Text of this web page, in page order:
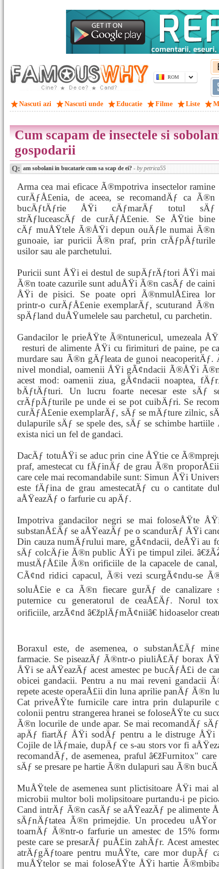
ROM
Nascuti azi Nascuti unde Educatie Filme Liste
Cum scapam de insectele si
gospodarii
Q: am sobolani in bucatarie cum sa scap de ei? - by petrica55
Arma cea mai eficace Ã®mpotriva insectelor ramine
curÄƒÅ£enia, de aceea, se recomandÄƒ ca Ã®n
bucÄƒtÄƒrie ÅŸi cÄƒmarÄƒ totul sÄƒ
strÄƒluceascÄƒ de curÄƒÅ£enie. Se ÅŸtie bine
cÄƒ muÅŸtele Ã®ÅŸi depun ouÄƒle numai Ã®n
gunoaie, iar puricii Ã®n praf, prin crÄƒpÄƒturile
usilor sau ale parchetului.
Puricii sunt ÅŸi ei destul de supÄƒrÄƒtori ÅŸi mai
Ã®n toate cazurile sunt aduÅŸi Ã®n casÄƒ de caini
ÅŸi de pisici. Se poate opri Ã®nmulÅ£irea lor
printr-o curÄƒÅ£enie exemplarÄƒ, scuturand Ã®n
spÄƒland duÅŸumelele sau parchetul, cu parchetin.
Gandacilor le prieÅŸte Ã®ntunericul, umezeala
resturi de alimente ÅŸi cu firimituri de paine, pe
murdare sau Ã®n gÄƒleata de gunoi
nivel mondial, oamenii ÅŸi gÃ¢ndacii Ã®ÅŸi
acest mod: oamenii ziua, gÃ¢ndacii noaptea,
bÄƒtÄƒturi. Un lucru foarte necesar este sÄƒ
crÄƒpÄƒturile pe unde ei se pot cuibÄƒri. Se
curÄƒÅ£enie exemplarÄƒ, sÄƒ se mÄƒture zilnic,
dulapurile sÄƒ se spele des, sÄƒ se schimbe
exista nici un fel de gandaci.
DacÄƒ totuÅŸi se aduc prin cine ÅŸtie ce
praf, amestecat cu fÄƒinÄƒ de grau Ã®n proporÅ£ii
care cele mai recomandabile sunt: Simun ÅŸi
este fÄƒina de grau amestecatÄƒ cu o cantitate
aÅŸeazÄƒ o farfurie cu apÄƒ.
Impotriva gandacilor negri se mai foloseÅŸte
substanÅ£Äƒ se aÅŸeazÄƒ pe o scandurÄƒ ÅŸi
Din cauza numÄƒrului mare, gÃ¢ndacii, deÅŸi au
sÄƒ colcÄƒie Ã®n public ÅŸi pe timpul zilei.
mustÄƒÅ£ile Ã®n orificiile de la capacele de
CÃ¢nd ridici capacul, Ã®i vezi scurgÃ¢ndu-se
soluÅ£ie e ca Ã®n fiecare gurÄƒ de canalizare
puternice cu generatorul de ceaÅ£Äƒ. Norul
orificiile, arzÃ¢nd â€žplÄƒmÃ¢niiâ€ hidoaselor
Boraxul este, de asemenea, o substanÅ£Äƒ
farmacie. Se piseazÄƒ Ã®ntr-o piuliÅ£Äƒ borax
ÅŸi se aÅŸeazÄƒ acest amestec pe bucÄƒÅ£i de
obicei gandacii. Pentru a nu mai reveni gandacii
repete aceste operaÅ£ii din luna aprilie panÄƒ Ã®n
Cat priveÅŸte furnicile care intra prin
colonii pentru strangerea hranei se foloseÅŸte cu
Ã®n locurile de unde apar. Se mai recomandÄƒ
apÄƒ fiartÄƒ ÅŸi sodÄƒ pentru a le distruge ÅŸi
Cojile de lÄƒmaie, dupÄƒ ce s-au stors vor fi
recomandÄƒ, de asemenea, praful â€žFurnitox"
sÄƒ se presare pe hartie Ã®n dulapuri sau Ã®n
MuÅŸtele de asemenea sunt plictisitoare ÅŸi mai
microbii multor boli molipsitoare purtandu-i pe
Cand intrÄƒ Ã®n casÄƒ se aÅŸeazÄƒ pe alimente
sÄƒnÄƒtatea Ã®n primejdie. Un procedeu
toarnÄƒ Ã®ntr-o farfurie un amestec de 15%
peste care se presarÄƒ puÅ£in zahÄƒr. Acest
atrÄƒgÄƒtoare pentru muÅŸte, care mor dupÄƒ
muÅŸtelor se mai foloseÅŸte ÅŸi hartie